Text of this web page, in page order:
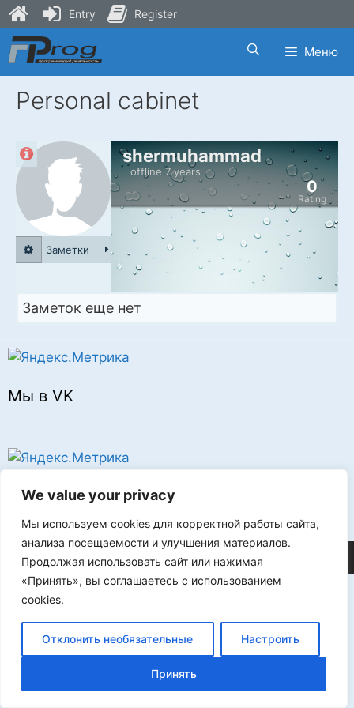
We value your privacy
Мы используем cookies для корректной работы сайта,
анализа посещаемости и улучшения материалов.
Продолжая использовать сайт или нажимая
«Принять», вы соглашаетесь с использованием
cookies.
Отклонить необязательные Настроить
Принять
Skip
to
content
Меню
Personal cabinet
shermuhammad
offline 7 years
Rating
0
Заметки
Заметок еще нет
Мы в VK
Реклама
©2026 FLProg
Entry Register